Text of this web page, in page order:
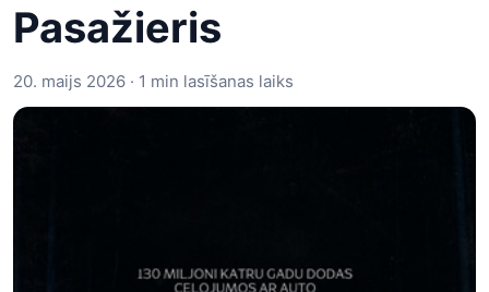
Pasažieris
20. maijs 2026 · 1 min lasīšanas laiks